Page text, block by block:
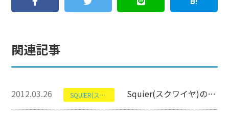
関連記事
2012.03.26 SQUIER(スクワイヤー) Squier(スクワイヤ)のBRONCOBASS(ブロンコベース)【エレキベース高価買取】